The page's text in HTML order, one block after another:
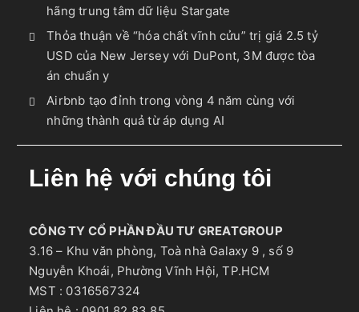
hãng trung tâm dữ liệu Stargate
Thỏa thuận về “hóa chất vĩnh cửu” trị giá 2.5 tỷ
USD của New Jersey với DuPont, 3M được tòa
án chuẩn y
Airbnb tạo đỉnh trong vòng 4 năm cùng với
những thành quả từ áp dụng AI
Liên hệ với chúng tôi
CÔNG TY CỔ PHẦN ĐẦU TƯ GREATGROUP
3.16 – Khu văn phòng, Toà nhà Galaxy 9 , số 9
Nguyễn Khoái, Phường Vĩnh Hội, TP.HCM
MST : 0316567324